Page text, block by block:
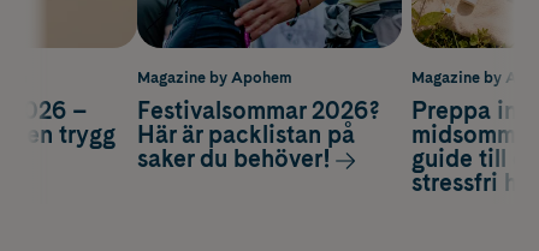
Magazine by
Preppa
guide till
stressfri
2026 –
en trygg
Magazine by Apohem
Festivalsommar 2026?
Här är packlistan på
saker du behöver!